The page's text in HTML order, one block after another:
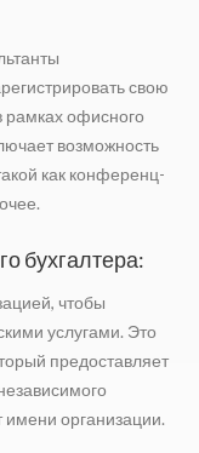
свою
рамках офисного
возможность
как конференц-
бухгалтера:
чтобы
услугами. Это
предоставляет
имени организации.